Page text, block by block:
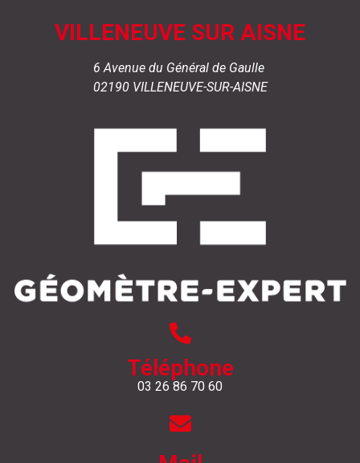
VILLENEUVE SUR AISNE
6 Avenue du Général de Gaulle
02190 VILLENEUVE-SUR-AISNE
Téléphone
03 26 86 70 60